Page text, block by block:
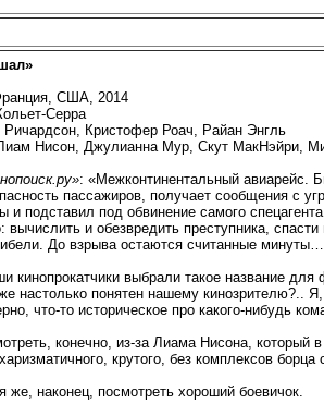
США, 2014
Серра
Кристофер Роач, Райан Энгль
Нисон, Джулианна Мур, Скут МакНэйри,
: «Межконтинентальный авиарейс.
пассажиров, получает сообщения с
и подставил под обвинение самого
вычислить и обезвредить преступника,
До взрыва остаются считанные
кинопрокатчики выбрали такое название
настолько понятен нашему кинозрителю?.. Я,
что-то историческое про какого-нибудь
конечно, из-за Лиама Нисона, который
крутого, без комплексов
же, наконец, посмотреть хороший боевичок.